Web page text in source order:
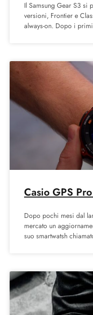
Il Samsung Gear S3 si
versioni, Frontier e
always-on. Dopo i
Casio GPS
Dopo pochi mesi dal
mercato un
suo smartwatsh